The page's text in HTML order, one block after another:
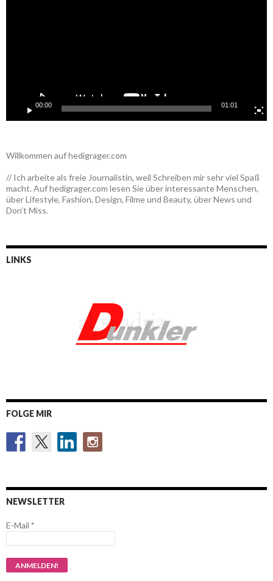
00:00 01:01
Willkommen auf hedigrager.com
// Ich arbeite als freie Journalistin, weil Schreiben mir sehr viel Spaß
macht. Auf hedigrager.com lesen Sie über interessante Menschen,
über Lifestyle, Fashion, Design, Filme und Beauty, über News und
Don’t Miss.
LINKS
FOLGE MIR
NEWSLETTER
E-Mail *